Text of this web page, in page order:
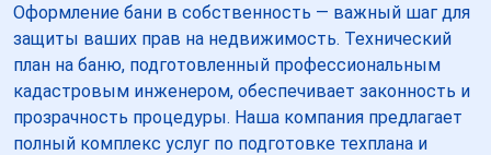
Оформление бани в собственность — важный шаг для
защиты ваших прав на недвижимость. Технический
план на баню, подготовленный профессиональным
кадастровым инженером, обеспечивает законность и
прозрачность процедуры. Наша компания предлагает
полный комплекс услуг по подготовке техплана и